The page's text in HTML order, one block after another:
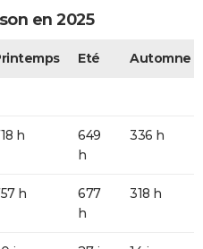
en 2025
Eté Automne
h
649
h
336 h
h
677
h
318 h